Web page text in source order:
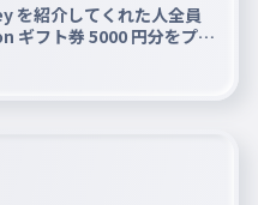
を紹介してくれた人全員
ギフト券 5000 円分をプレ